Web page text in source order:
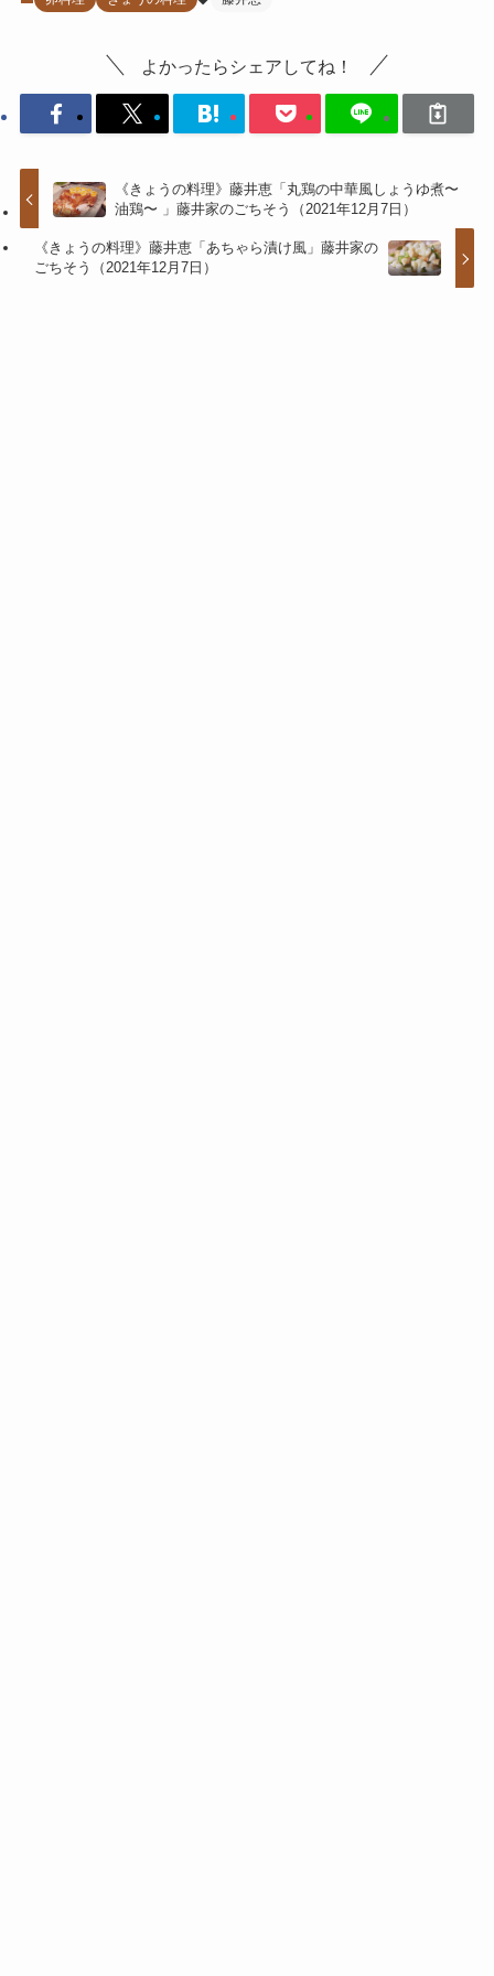
よかったらシェアしてね！
《きょうの料理》藤井恵「丸鶏の中華風しょうゆ煮〜
油鶏〜 」藤井家のごちそう（2021年12月7日）
《きょうの料理》藤井恵「あちゃら漬け風」藤井家の
ごちそう（2021年12月7日）